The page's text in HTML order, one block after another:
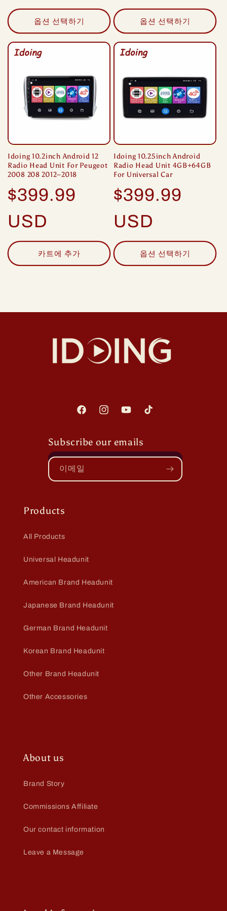
옵션 선택하기 옵션 선택하기
Idoing 10.2inch Android 12
Radio Head Unit For Peugeot
2008 208 2012–2018
정
가
$399.99
USD
카트에 추가
Idoing 10.25inch Android
Radio Head Unit 4GB+64GB
For Universal Car
정
가
$399.99
USD
옵션 선택하기
FacebookInstagramYouTubeTikTok
Subscribe our emails
이메일
Products
All Products
Universal Headunit
American Brand Headunit
Japanese Brand Headunit
German Brand Headunit
Korean Brand Headunit
Other Brand Headunit
Other Accessories
About us
Brand Story
Commissions Affiliate
Our contact information
Leave a Message